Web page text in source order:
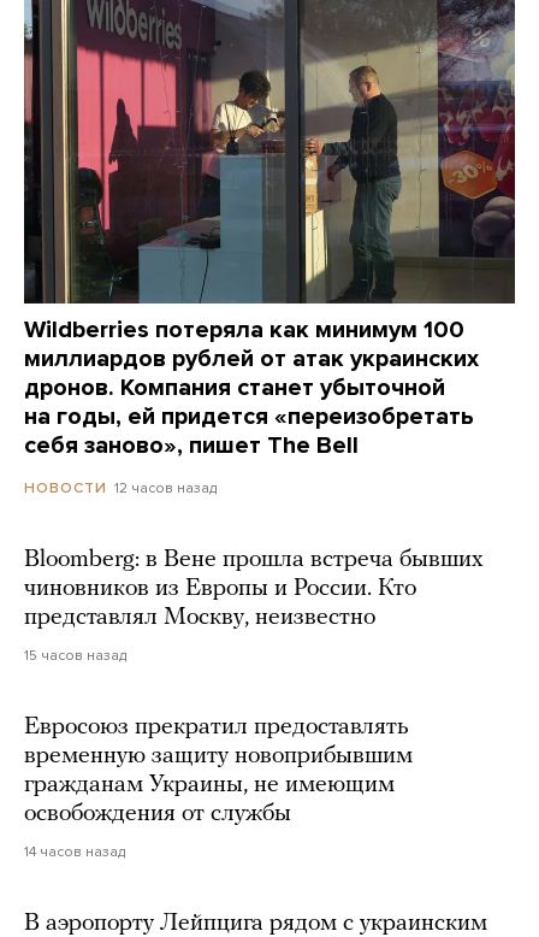
Wildberries потеряла как минимум 100
миллиардов рублей от атак украинских
дронов. Компания станет убыточной
на годы, ей придется «переизобретать
себя заново», пишет The Bell
НОВОСТИ 12 часов назад
Bloomberg: в Вене прошла встреча бывших
чиновников из Европы и России. Кто
представлял Москву, неизвестно
15 часов назад
Евросоюз прекратил предоставлять
временную защиту новоприбывшим
гражданам Украины, не имеющим
освобождения от службы
14 часов назад
В аэропорту Лейпцига рядом с украинским